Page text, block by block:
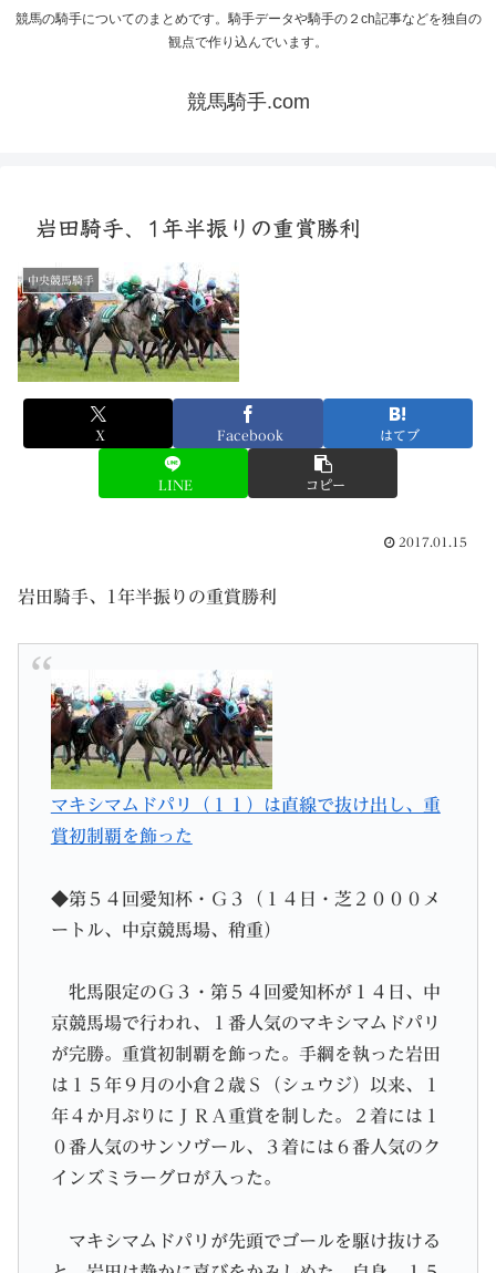
競馬の騎手についてのまとめです。騎手データや騎手の２ch記事などを独自の
観点で作り込んでいます。
競馬騎手.com
岩田騎手、1年半振りの重賞勝利
中央競馬騎手
X Facebook はてブ
LINE コピー
2017.01.15
岩田騎手、1年半振りの重賞勝利
マキシマムドパリ（１１）は直線で抜け出し、重
賞初制覇を飾った
◆第５４回愛知杯・Ｇ３（１４日・芝２０００メ
ートル、中京競馬場、稍重）
牝馬限定のＧ３・第５４回愛知杯が１４日、中
京競馬場で行われ、１番人気のマキシマムドパリ
が完勝。重賞初制覇を飾った。手綱を執った岩田
は１５年９月の小倉２歳Ｓ（シュウジ）以来、１
年４か月ぶりにＪＲＡ重賞を制した。２着には１
０番人気のサンソヴール、３着には６番人気のク
インズミラーグロが入った。
マキシマムドパリが先頭でゴールを駆け抜ける